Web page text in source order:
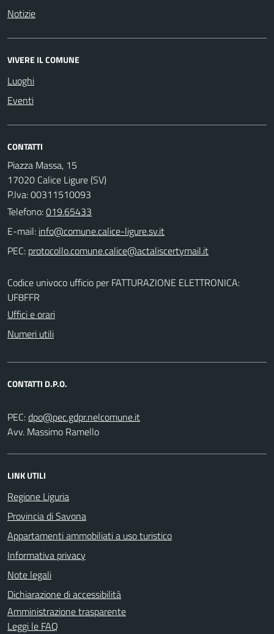
Notizie
VIVERE IL COMUNE
Luoghi
Eventi
CONTATTI
Piazza Massa, 15
17020 Calice Ligure (SV)
P.Iva: 00311510093
Telefono:019.65433
E-mail:
PEC:
Codice univoco ufficio per FATTURAZIONE ELETTRONICA:
UF8FFR
Uffici e orari
Numeri utili
CONTATTI D.P.O.
PEC:
Avv. Massimo Ramello
LINK UTILI
Regione Liguria
Provincia di Savona
Appartamenti ammobiliati a uso turistico
Informativa privacy
Note legali
Dichiarazione di accessibilità
Amministrazione trasparente
Leggi le FAQ